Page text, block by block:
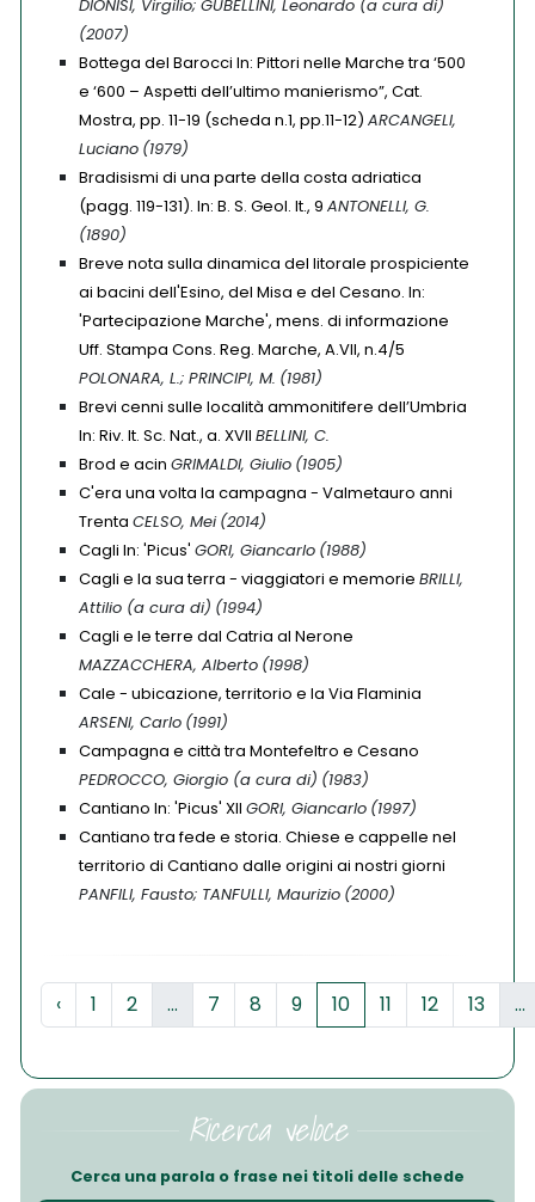
Ricerca veloce
Cerca una parola o frase nei titoli delle schede
DIONISI, Virgilio; GUBELLINI, Leonardo (a cura di)
(2007)
Bottega del Barocci In: Pittori nelle Marche tra ‘500
e ‘600 – Aspetti dell’ultimo manierismo”, Cat.
Mostra, pp. 11-19 (scheda n.1, pp.11-12) ARCANGELI,
Luciano (1979)
Bradisismi di una parte della costa adriatica
(pagg. 119-131). In: B. S. Geol. It., 9 ANTONELLI, G.
(1890)
Breve nota sulla dinamica del litorale prospiciente
ai bacini dell'Esino, del Misa e del Cesano. In:
'Partecipazione Marche', mens. di informazione
Uff. Stampa Cons. Reg. Marche, A.VII, n.4/5
POLONARA, L.; PRINCIPI, M. (1981)
Brevi cenni sulle località ammonitifere dell’Umbria
In: Riv. It. Sc. Nat., a. XVII BELLINI, C.
Brod e acin GRIMALDI, Giulio (1905)
C'era una volta la campagna - Valmetauro anni
Trenta CELSO, Mei (2014)
Cagli In: 'Picus' GORI, Giancarlo (1988)
Cagli e la sua terra - viaggiatori e memorie BRILLI,
Attilio (a cura di) (1994)
Cagli e le terre dal Catria al Nerone
MAZZACCHERA, Alberto (1998)
Cale - ubicazione, territorio e la Via Flaminia
ARSENI, Carlo (1991)
Campagna e città tra Montefeltro e Cesano
PEDROCCO, Giorgio (a cura di) (1983)
Cantiano In: 'Picus' XII GORI, Giancarlo (1997)
Cantiano tra fede e storia. Chiese e cappelle nel
territorio di Cantiano dalle origini ai nostri giorni
PANFILI, Fausto; TANFULLI, Maurizio (2000)
‹ 1 2 ... 7 8 9 10 11 12 13 ...